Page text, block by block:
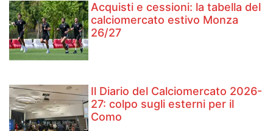
Acquisti e cessioni: la tabella del
calciomercato estivo Monza
26/27
Il Diario del Calciomercato 2026-
27: colpo sugli esterni per il
Como